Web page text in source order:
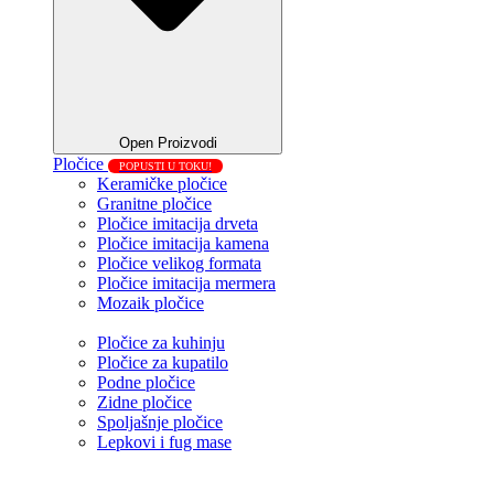
Open Proizvodi
Pločice POPUSTI U TOKU!
Keramičke pločice
Granitne pločice
Pločice imitacija drveta
Pločice imitacija kamena
Pločice velikog formata
Pločice imitacija mermera
Mozaik pločice
Pločice za kuhinju
Pločice za kupatilo
Podne pločice
Zidne pločice
Spoljašnje pločice
Lepkovi i fug mase